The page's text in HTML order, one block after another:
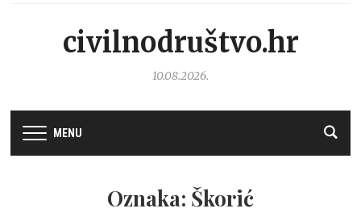
civilnodruštvo.hr
10.08.2026.
MENU
Oznaka: Škorić